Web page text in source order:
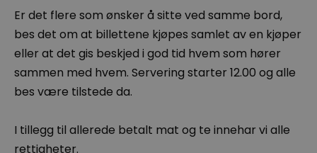
Er det flere som ønsker å sitte ved samme bord,
bes det om at billettene kjøpes samlet av en kjøper
eller at det gis beskjed i god tid hvem som hører
sammen med hvem. Servering starter 12.00 og alle
bes være tilstede da.
I tillegg til allerede betalt mat og te innehar vi alle
rettigheter.